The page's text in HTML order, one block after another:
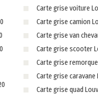
Carte grise voiture
Carte grise camion
Carte grise van
Carte grise scooter
Carte grise
Carte grise
Carte grise quad